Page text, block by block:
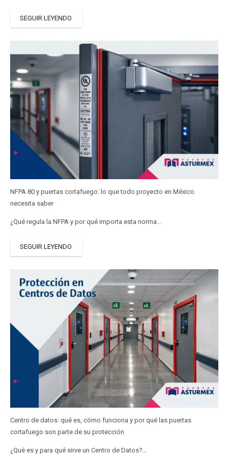
SEGUIR LEYENDO
NFPA 80 y puertas cortafuego: lo que todo proyecto en México
necesita saber
¿Qué regula la NFPA y por qué importa esta norma…
SEGUIR LEYENDO
Centro de datos: qué es, cómo funciona y por qué las puertas
cortafuego son parte de su protección
¿Qué es y para qué sirve un Centro de Datos?…